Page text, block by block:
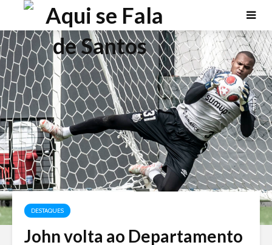
DESTAQUES
John volta ao Departamento